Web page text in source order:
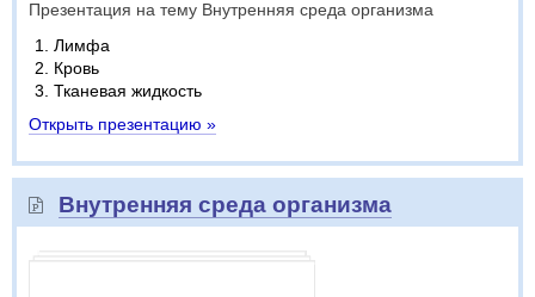
Презентация на тему Внутренняя среда организма
Лимфа
Кровь
Тканевая жидкость
Открыть презентацию »
Внутренняя среда организма